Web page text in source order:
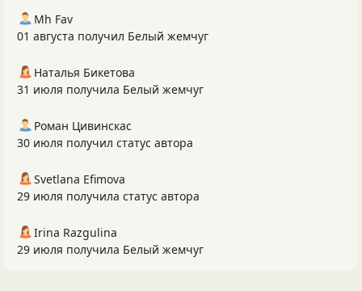
Mh Fav
01 августа получил Белый жемчуг
Наталья Бикетова
31 июля получила Белый жемчуг
Роман Цивинскас
30 июля получил статус автора
Svetlana Efimova
29 июля получила статус автора
Irina Razgulina
29 июля получила Белый жемчуг